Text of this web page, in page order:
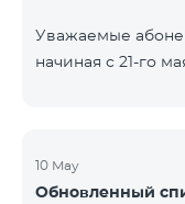
Уважаемые
начиная с 21-го
изменен
вместо прежних 60-ти. В случае,
10 May
Обновленный